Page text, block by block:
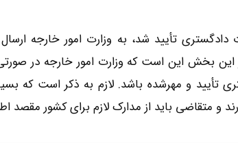
دادگستری تأیید شد، به وزارت امور خارجه
این بخش این است که وزارت امور خارجه در
تأیید و مهرشده باشد. لازم به ذکر است که
و متقاضی باید از مدارک لازم برای کشور مقصد